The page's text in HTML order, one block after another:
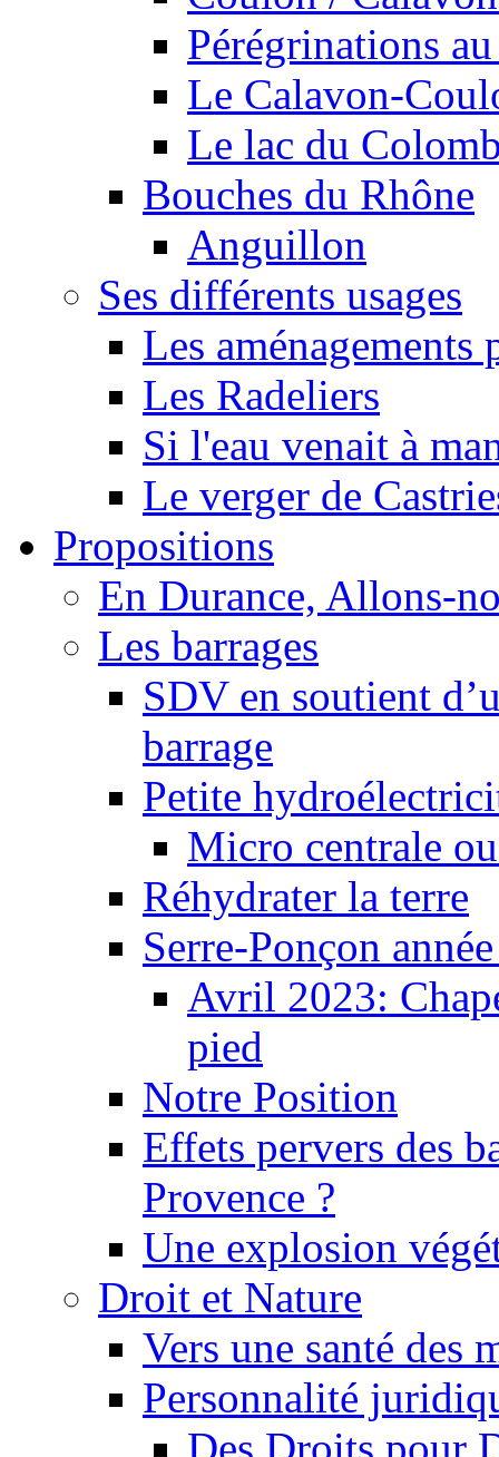
Pérégrinations
Le Calavon-
Le lac du
Bouches du Rhône
Anguillon
Ses différents usages
Les
Les Radeliers
Si l'eau venait à
Le verger de
Propositions
En Durance, Allons-
Les barrages
SDV en soutient
barrage
Petite
Micro centrale
Réhydrater la terre
Serre-Ponçon
Avril 2023:
pied
Notre Position
Effets pervers des
Provence ?
Une explosion
Droit et Nature
Vers une santé des
Personnalité